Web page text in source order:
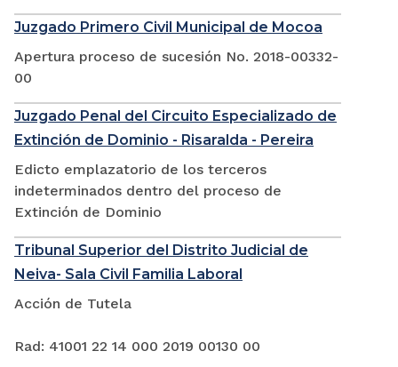
Juzgado Primero Civil Municipal de Mocoa
Apertura proceso de sucesión No. 2018-00332-
00
Juzgado Penal del Circuito Especializado de
Extinción de Dominio - Risaralda - Pereira
Edicto emplazatorio de los terceros
indeterminados dentro del proceso de
Extinción de Dominio
Tribunal Superior del Distrito Judicial de
Neiva- Sala Civil Familia Laboral
Acción de Tutela
Rad: 41001 22 14 000 2019 00130 00